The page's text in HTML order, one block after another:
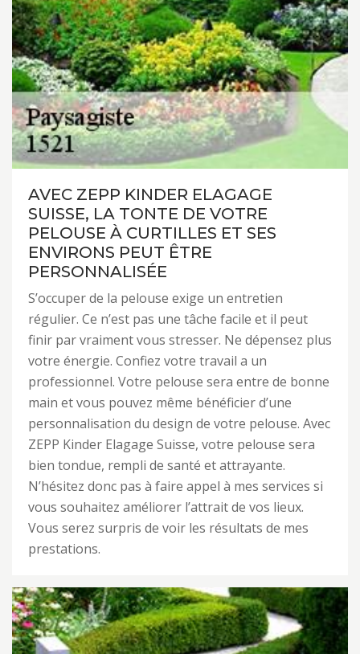
AVEC ZEPP KINDER ELAGAGE
SUISSE, LA TONTE DE VOTRE
PELOUSE À CURTILLES ET SES
ENVIRONS PEUT ÊTRE
PERSONNALISÉE
S’occuper de la pelouse exige un entretien
régulier. Ce n’est pas une tâche facile et il peut
finir par vraiment vous stresser. Ne dépensez plus
votre énergie. Confiez votre travail a un
professionnel. Votre pelouse sera entre de bonne
main et vous pouvez même bénéficier d’une
personnalisation du design de votre pelouse. Avec
ZEPP Kinder Elagage Suisse, votre pelouse sera
bien tondue, rempli de santé et attrayante.
N’hésitez donc pas à faire appel à mes services si
vous souhaitez améliorer l’attrait de vos lieux.
Vous serez surpris de voir les résultats de mes
prestations.